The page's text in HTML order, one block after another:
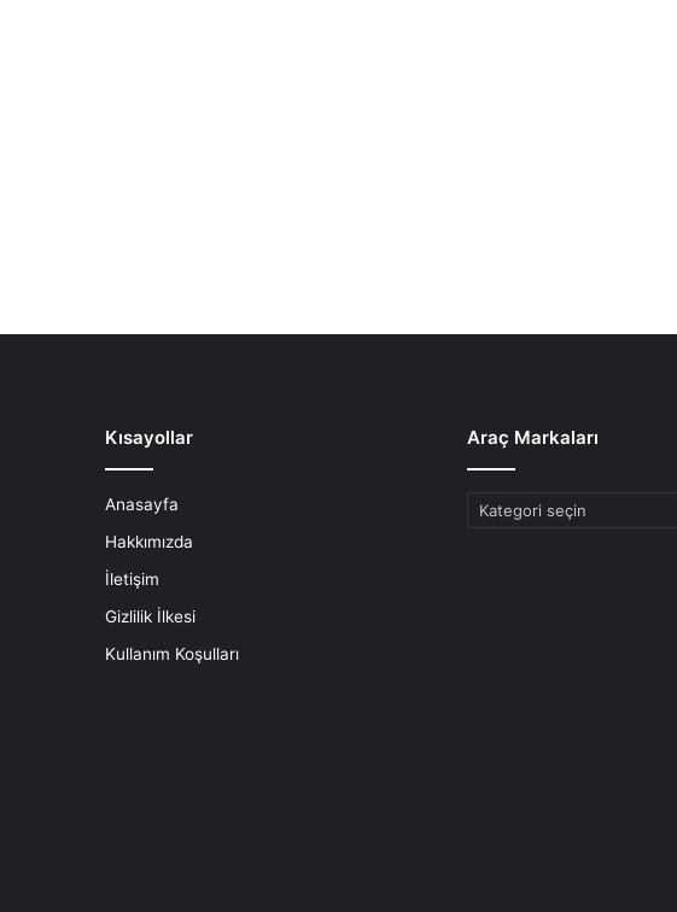
Kısayollar
Anasayfa
Hakkımızda
İletişim
Gizlilik İlkesi
Kullanım Koşulları
Araç Markaları
Araç